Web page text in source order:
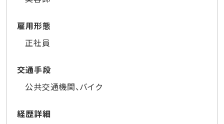
雇用形態
正社員
交通手段
公共交通機関、バイク
経歴詳細